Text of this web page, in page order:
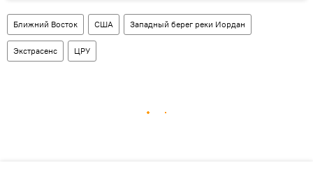
Ближний Восток США Западный берег реки Иордан
Экстрасенс ЦРУ